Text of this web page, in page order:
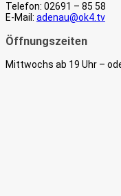
Telefon: 02691 – 85 58
E-Mail: adenau@ok4.tv
Öffnungszeiten
Mittwochs ab 19 Uhr –